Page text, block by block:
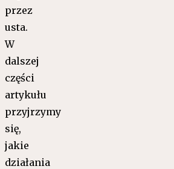
przez
usta.
W
dalszej
części
artykułu
przyjrzymy
się,
jakie
działania